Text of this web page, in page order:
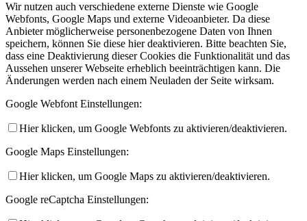
Wir nutzen auch verschiedene externe Dienste wie Google
Webfonts, Google Maps und externe Videoanbieter. Da diese
Anbieter möglicherweise personenbezogene Daten von Ihnen
speichern, können Sie diese hier deaktivieren. Bitte beachten Sie,
dass eine Deaktivierung dieser Cookies die Funktionalität und das
Aussehen unserer Webseite erheblich beeinträchtigen kann. Die
Änderungen werden nach einem Neuladen der Seite wirksam.
Google Webfont Einstellungen:
Hier klicken, um Google Webfonts zu aktivieren/deaktivieren.
Google Maps Einstellungen:
Hier klicken, um Google Maps zu aktivieren/deaktivieren.
Google reCaptcha Einstellungen: